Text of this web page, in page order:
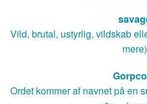
Vild, brutal, ustyrlig, vildskab
mere)
Ordet kommer af navnet på en